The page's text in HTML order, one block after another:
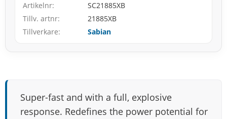
Artikelnr
SC21885XB
Tillv. artnr
21885XB
Tillverkare
Sabian
Super-fast and with a full, explosive
response. Redefines the power potential for